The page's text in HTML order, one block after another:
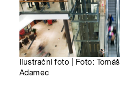
Ilustrační foto | Foto: Tomáš
Adamec